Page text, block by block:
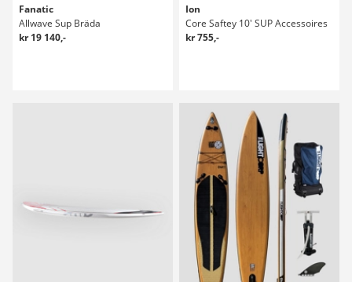
Fanatic
Allwave Sup Bräda
kr 19 140,-
Ion
Core Saftey 10' SUP Accessoires
kr 755,-